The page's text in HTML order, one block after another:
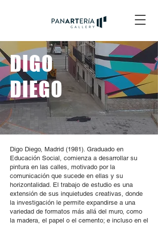
DIGO
DIEGO
Digo Diego, Madrid (1981). Graduado en
Educación Social, comienza a desarrollar su
pintura en las calles, motivado por la
comunicación que sucede en ellas y su
horizontalidad. El trabajo de estudio es una
extensión de sus inquietudes creativas, donde
la investigación le permite expandirse a una
variedad de formatos más allá del muro, como
la madera, el papel o el cemento; e incluso en el